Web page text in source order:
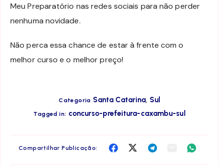
Meu Preparatório nas redes sociais para não perder
nenhuma novidade.
Não perca essa chance de estar à frente com o
melhor curso e o melhor preço!
Categoria Santa Catarina, Sul
Tagged in: concurso-prefeitura-caxambu-sul
Compartilhar Publicação:
CompartilhaCompartilhaCompartilhaCompartilha